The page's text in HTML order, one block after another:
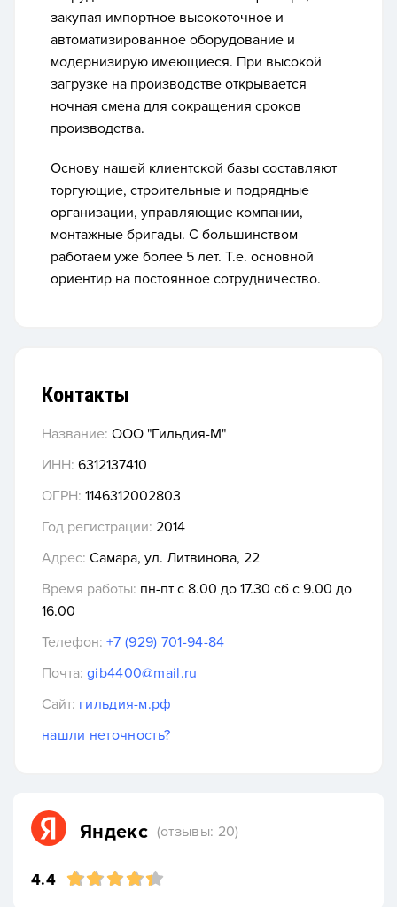
закупая импортное высокоточное и
автоматизированное оборудование и
модернизирую имеющиеся. При высокой
загрузке на производстве открывается
ночная смена для сокращения сроков
производства.
Основу нашей клиентской базы составляют
торгующие, строительные и подрядные
организации, управляющие компании,
монтажные бригады. С большинством
работаем уже более 5 лет. Т.е. основной
ориентир на постоянное сотрудничество.
Контакты
Название: ООО "Гильдия-М"
ИНН: 6312137410
ОГРН: 1146312002803
Год регистрации: 2014
Адрес: Самара, ул. Литвинова, 22
Время работы: пн-пт с 8.00 до 17.30 сб с 9.00 до
16.00
Телефон: +7 (929) 701-94-84
Почта: gib4400@mail.ru
Сайт: гильдия-м.рф
нашли неточность?
Яндекс (отзывы: 20)
4.4